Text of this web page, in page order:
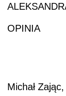
OPINIA
Michał